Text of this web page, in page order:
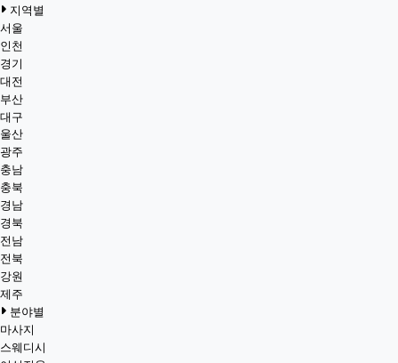
지역별
서울
인천
경기
대전
부산
대구
울산
광주
충남
충북
경남
경북
전남
전북
강원
제주
분야별
마사지
스웨디시